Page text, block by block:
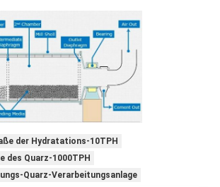
der Hydratations-10TPH
des Quarz-1000TPH
Quarz-Verarbeitungsanlage